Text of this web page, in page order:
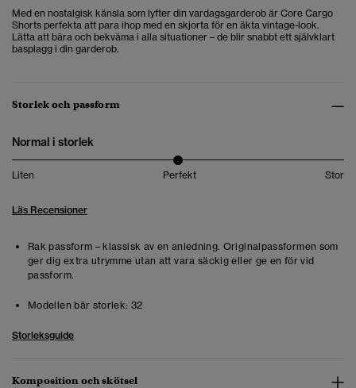
Med en nostalgisk känsla som lyfter din vardagsgarderob är Core Cargo
Shorts perfekta att para ihop med en skjorta för en äkta vintage-look.
Lätta att bära och bekväma i alla situationer – de blir snabbt ett självklart
basplagg i din garderob.
Storlek och passform
Normal i storlek
Liten Perfekt Stor
Läs Recensioner
Rak passform – klassisk av en anledning. Originalpassformen som
ger dig extra utrymme utan att vara säckig eller ge en för vid
passform.
Modellen bär storlek: 32
Storleksguide
Komposition och skötsel